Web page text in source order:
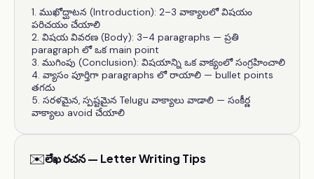
ముఖోద్ఘాటన (Introduction): 2–3 వాక్యాలలో విషయం
పరిచయం చేయాలి
విషయ వివరణ (Body): 3–4 paragraphs — ప్రతి
paragraph లో ఒక main point
ముగింపు (Conclusion): విషయాన్ని ఒక వాక్యంలో సంగ్రహించాలి
వ్యాసం పూర్తిగా paragraphs లో రాయాలి — bullet points
తగదు
సరళమైన, స్పష్టమైన Telugu వాక్యాలు వాడాలి — సంకీర్ణ
వాక్యాలు avoid చేయాలి
✉️లేఖ రచన — Letter Writing Tips